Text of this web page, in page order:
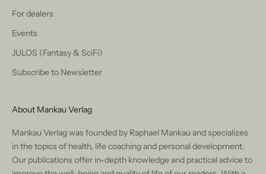
For dealers
Events
JULOS (Fantasy & SciFi)
Subscribe to Newsletter
About Mankau Verlag
Mankau Verlag was founded by Raphael Mankau and specializes
in the topics of health, life coaching and personal development.
Our publications offer in-depth knowledge and practical advice to